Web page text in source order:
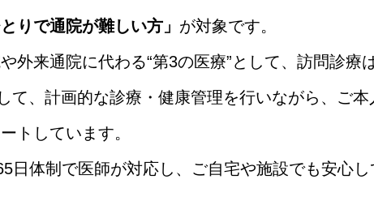
とりで通院が難しい方」 が対象です。
来通院に代わる“第3の医療”として、訪問診療
て、計画的な診療・健康管理を行いながら、ご本
トしています。
日体制で医師が対応し、ご自宅や施設でも安心し